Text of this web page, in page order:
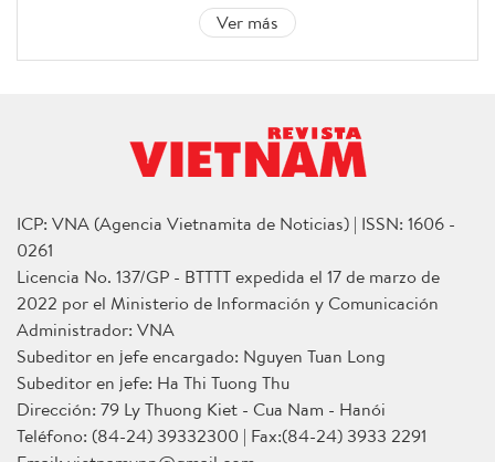
Ver más
ICP: VNA (Agencia Vietnamita de Noticias) | ISSN: 1606 -
0261
Licencia No. 137/GP - BTTTT expedida el 17 de marzo de
2022 por el Ministerio de Información y Comunicación
Administrador: VNA
Subeditor en jefe encargado: Nguyen Tuan Long
Subeditor en jefe: Ha Thi Tuong Thu
Dirección: 79 Ly Thuong Kiet - Cua Nam - Hanói
Teléfono: (84-24) 39332300 | Fax:(84-24) 3933 2291